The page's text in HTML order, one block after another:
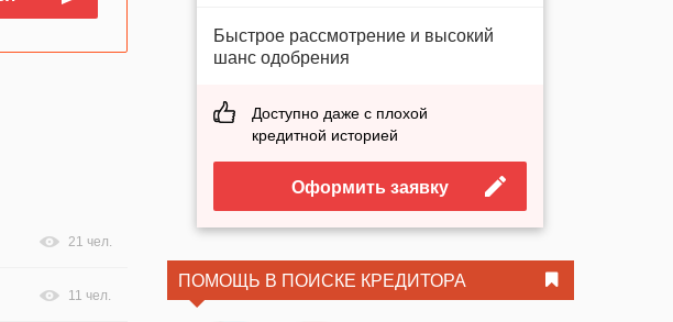
21 чел.
11 чел.
Быстрое рассмотрение и высокий
шанс одобрения
Доступно даже с плохой
кредитной историей
Оформить заявку
ПОМОЩЬ В ПОИСКЕ КРЕДИТОРА